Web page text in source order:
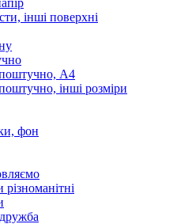
інші поверхні
А4
інші розміри
фон